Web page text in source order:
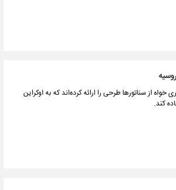
از سناتورها طرحی را ارائه کرده‌اند که به اوکراین
کند.